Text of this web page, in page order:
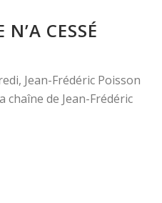
CESSÉ
Jean-Frédéric Poisson
chaîne de Jean-Frédéric